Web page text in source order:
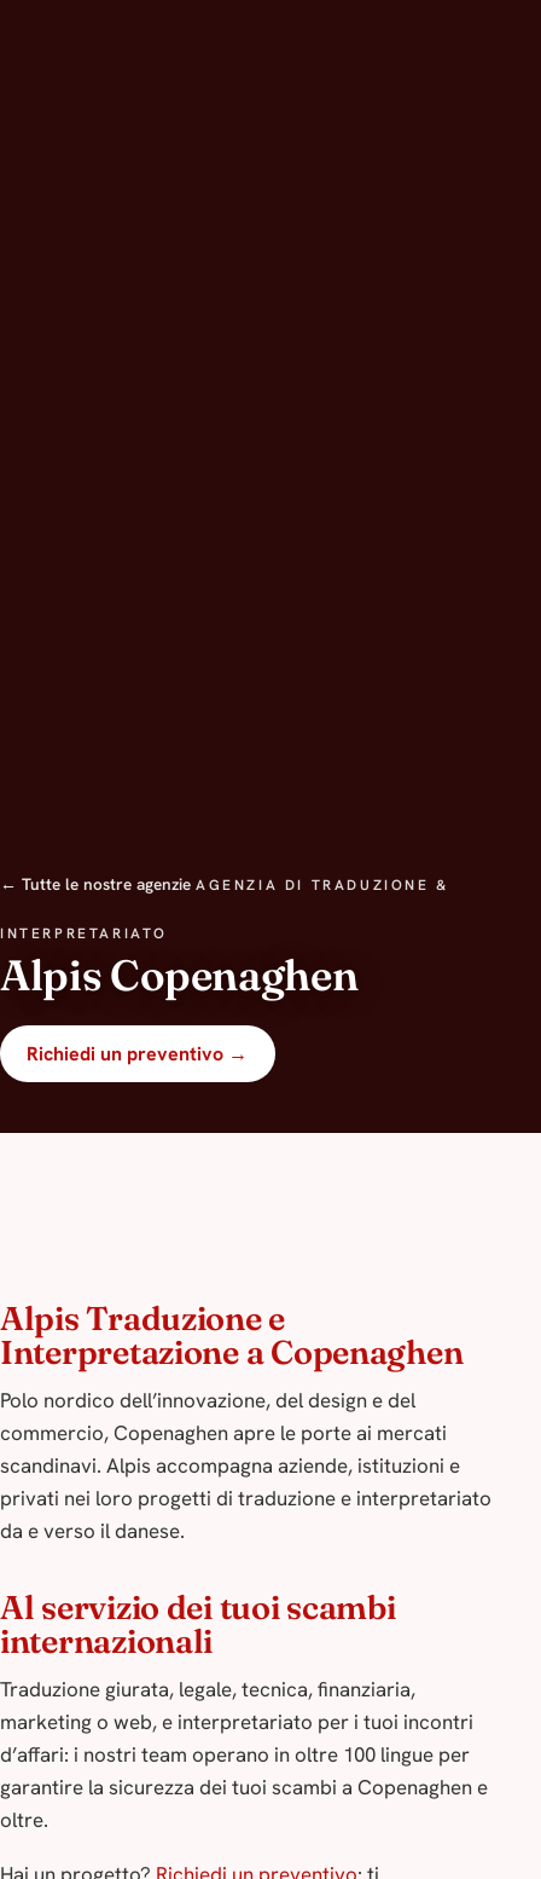
← Tutte le nostre agenzie AGENZIA DI TRADUZIONE &
INTERPRETARIATO
Alpis Copenaghen
Richiedi un preventivo →
Alpis Traduzione e
Interpretazione a Copenaghen
Polo nordico dell’innovazione, del design e del
commercio, Copenaghen apre le porte ai mercati
scandinavi. Alpis accompagna aziende, istituzioni e
privati nei loro progetti di traduzione e interpretariato
da e verso il danese.
Al servizio dei tuoi scambi
internazionali
Traduzione giurata, legale, tecnica, finanziaria,
marketing o web, e interpretariato per i tuoi incontri
d’affari: i nostri team operano in oltre 100 lingue per
garantire la sicurezza dei tuoi scambi a Copenaghen e
oltre.